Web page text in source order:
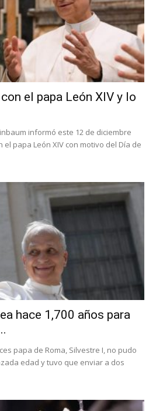
el papa León XIV y lo
informó este 12 de diciembre
papa León XIV con motivo del Día de
hace 1,700 años para
papa de Roma, Silvestre I, no pudo
edad y tuvo que enviar a dos